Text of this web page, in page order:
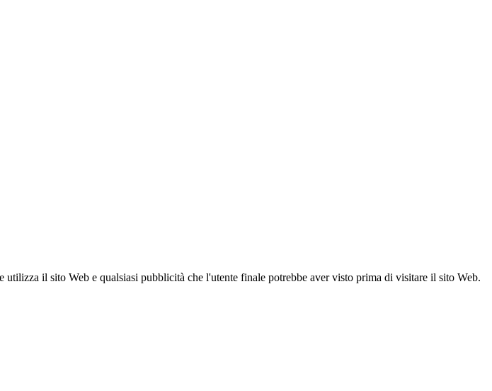
il sito Web e qualsiasi pubblicità che l'utente finale potrebbe aver visto prima di visitare il sito Web.